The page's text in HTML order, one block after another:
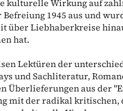
kulturelle Wirkung auf
Befreiung 1945 aus und
über Liebhaberkreise
hat.
Lektüren der
und Sachliteratur,
Überlieferungen aus der
mit der radikal